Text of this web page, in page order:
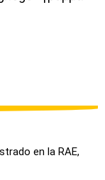
en la RAE,